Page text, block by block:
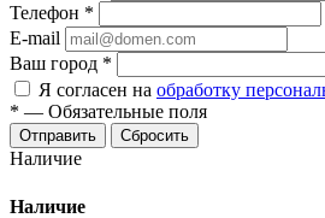
Телефон *
E-mail
Ваш город *
Я согласен на обработку
* — Обязательные поля
Сбросить
Наличие
Наличие